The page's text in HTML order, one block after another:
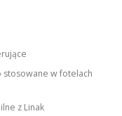
stosowane w fotelach
z Linak